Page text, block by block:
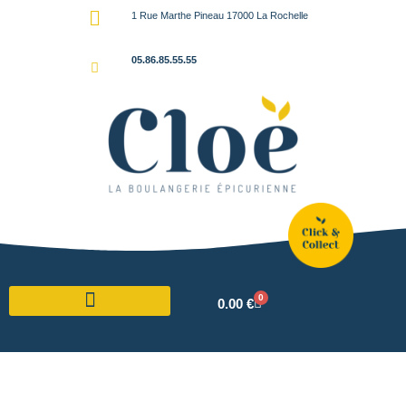
1 Rue Marthe Pineau 17000 La Rochelle
05.86.85.55.55
0.00 € 0